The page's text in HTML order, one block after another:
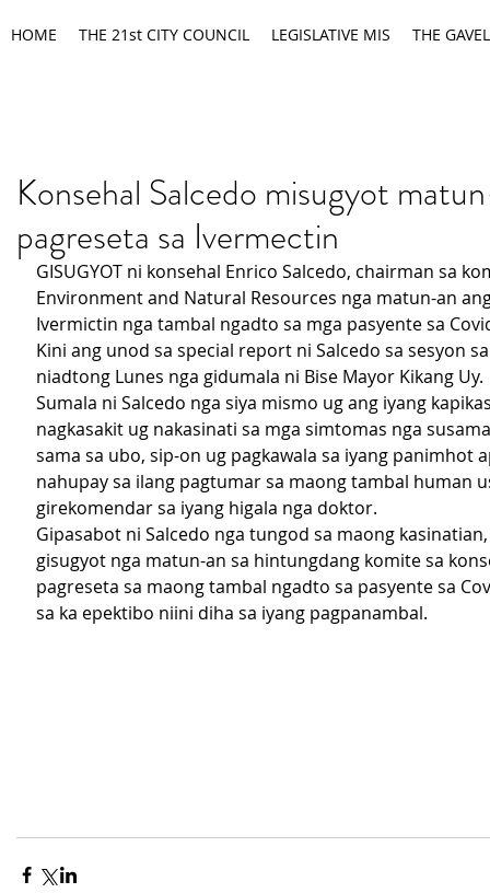
HOME THE 21st CITY COUNCIL LEGISLATIVE MIS THE GAVEL
Konsehal Salcedo misugyot
pagreseta sa Ivermectin
GISUGYOT ni konsehal Enrico Salcedo, chairman sa
Environment and Natural Resources nga matun-an
Ivermictin nga tambal ngadto sa mga pasyente sa
Kini ang unod sa special report ni Salcedo sa sesyon
niadtong Lunes nga gidumala ni Bise Mayor Kikang Uy.
Sumala ni Salcedo nga siya mismo ug ang iyang
nagkasakit ug nakasinati sa mga simtomas nga
sama sa ubo, sip-on ug pagkawala sa iyang panimhot
nahupay sa ilang pagtumar sa maong tambal human
girekomendar sa iyang higala nga doktor.
Gipasabot ni Salcedo nga tungod sa maong
gisugyot nga matun-an sa hintungdang komite sa
pagreseta sa maong tambal ngadto sa pasyente sa
sa ka epektibo niini diha sa iyang pagpanambal.